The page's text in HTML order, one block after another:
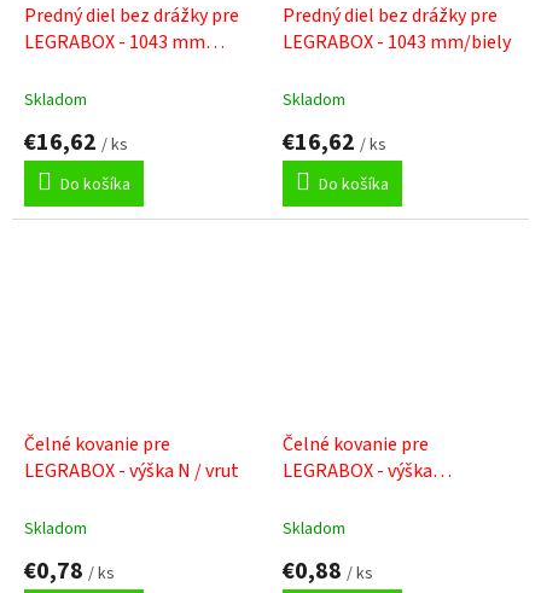
Predný diel bez drážky pre
LEGRABOX - 1043 mm
LEGRABOX - 1043 mm / sivý
Skladom
€16,62 / ks
Do košíka
Predný diel bez drážky pre
LEGRABOX - 1043 mm/biely
Skladom
€16,62 / ks
Do košíka
Čelné kovanie pre
LEGRABOX - výška N / vrut
Skladom
€0,78 / ks
Čelné kovanie pre
LEGRABOX - výška
Skladom
€0,88 / ks